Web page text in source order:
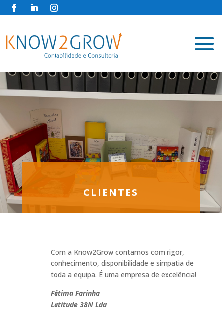
CLIENTES
Com a Know2Grow contamos com rigor,
conhecimento, disponibilidade e simpatia de
toda a equipa. É uma empresa de excelência!
Fátima Farinha
Latitude 38N Lda